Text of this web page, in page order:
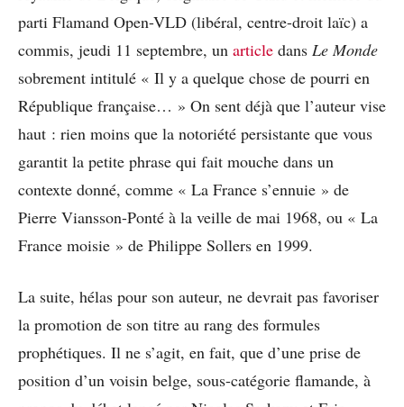
parti Flamand Open-VLD (libéral, centre-droit laïc) a
commis, jeudi 11 septembre, un article dans Le Monde
sobrement intitulé « Il y a quelque chose de pourri en
République française… » On sent déjà que l’auteur vise
haut : rien moins que la notoriété persistante que vous
garantit la petite phrase qui fait mouche dans un
contexte donné, comme « La France s’ennuie » de
Pierre Viansson-Ponté à la veille de mai 1968, ou « La
France moisie » de Philippe Sollers en 1999.
La suite, hélas pour son auteur, ne devrait pas favoriser
la promotion de son titre au rang des formules
prophétiques. Il ne s’agit, en fait, que d’une prise de
position d’un voisin belge, sous-catégorie flamande, à